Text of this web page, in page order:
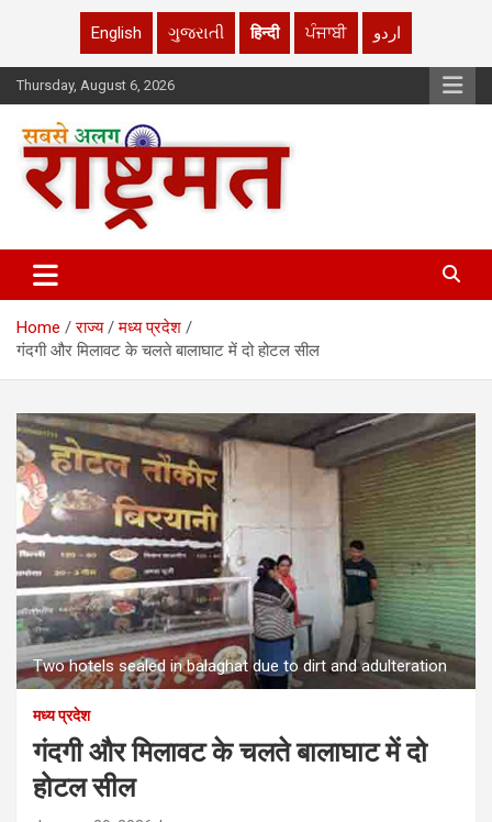
English ગુજરાતી हिन्दी ਪੰਜਾਬੀ اردو
Skip
to
Thursday, August 6, 2026
rashtrmat.com
Home राज्य
मध्य प्रदेश
गंदगी और मिलावट के चलते बालाघाट में दो होटल सील
Two hotels sealed in balaghat due to dirt and adulteration
मध्य प्रदेश
गंदगी और मिलावट के चलते बालाघाट में दो
होटल सील